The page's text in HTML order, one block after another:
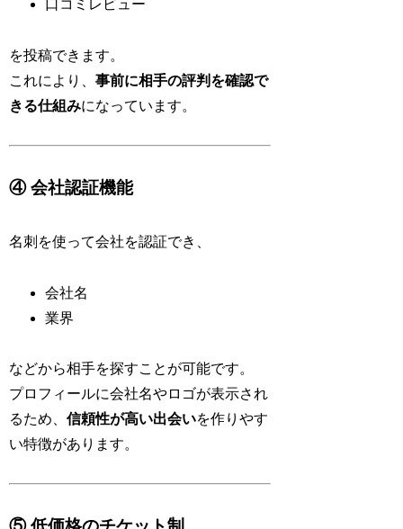
口コミレビュー
を投稿できます。
これにより、事前に相手の評判を確認で
きる仕組みになっています。
④ 会社認証機能
名刺を使って会社を認証でき、
会社名
業界
などから相手を探すことが可能です。
プロフィールに会社名やロゴが表示され
るため、信頼性が高い出会いを作りやす
い特徴があります。